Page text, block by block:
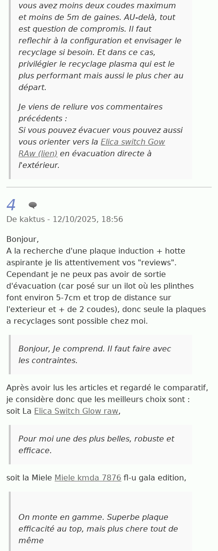
vous avez moins deux coudes maximum
et moins de 5m de gaines. AU-delà, tout
est question de compromis. Il faut
reflechir à la configuration et envisager le
recyclage si besoin. Et dans ce cas,
privilégier le recyclage plasma qui est le
plus performant mais aussi le plus cher au
départ.
Je viens de reliure vos commentaires
précédents :
Si vous pouvez évacuer vous pouvez aussi
vous orienter vers laElica switch Gow
RAw (lien) en évacuation directe à
l'extérieur.
4
De kaktus - 12/10/2025, 18:56
Bonjour,
A la recherche d'une plaque induction + hotte
aspirante je lis attentivement vos "reviews".
Cependant je ne peux pas avoir de sortie
d'évacuation (car posé sur un ilot où les plinthes
font environ 5-7cm et trop de distance sur
l'exterieur et + de 2 coudes), donc seule la plaques
a recyclages sont possible chez moi.
Bonjour, Je comprend. Il faut faire avec
les contraintes.
Après avoir lus les articles et regardé le comparatif,
je considère donc que les meilleurs choix sont :
soit La Elica Switch Glow raw,
Pour moi une des plus belles, robuste et
efficace.
soit la Miele Miele kmda 7876 fl-u gala edition,
On monte en gamme. Superbe plaque
efficacité au top, mais plus chere tout de
même